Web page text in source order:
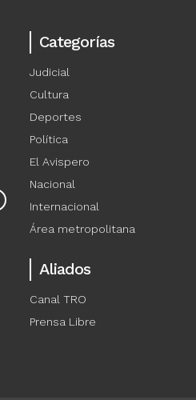
Categorías
Judicial
Cultura
Deportes
Política
El Avispero
Nacional
Internacional
Área metropolitana
Aliados
Canal TRO
Prensa Libre